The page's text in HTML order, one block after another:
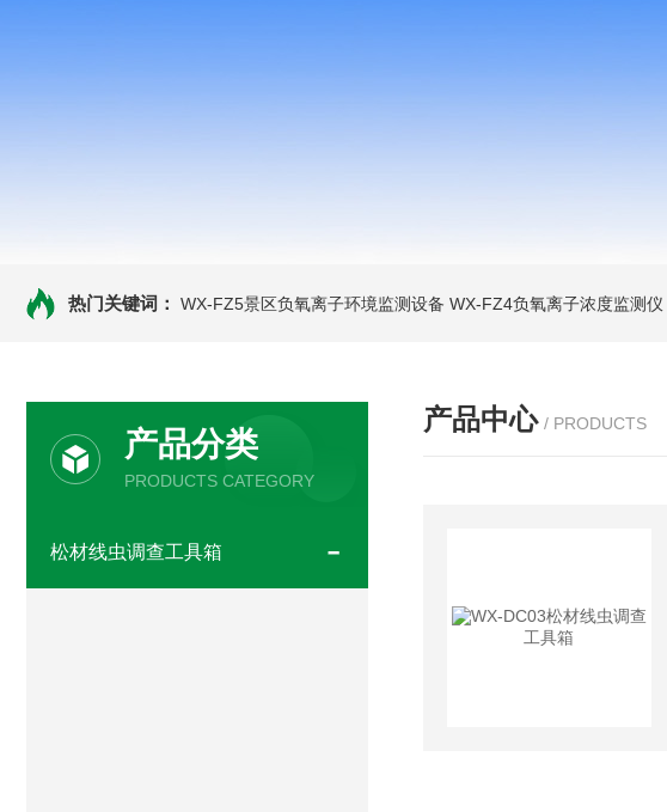
热门关键词： WX-FZ5景区负氧离子环境监测设备 WX-FZ4负氧离子浓度监测仪
产品分类
PRODUCTS CATEGORY
松材线虫调查工具箱
产品中心 / PRODUCTS